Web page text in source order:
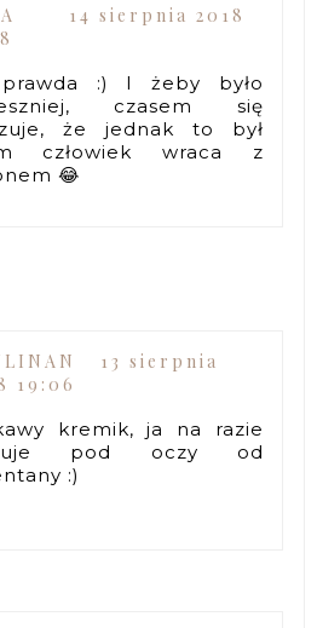
14 sierpnia 2018
:) I żeby było
czasem się
że jednak to był
człowiek wraca z
😂
13 sierpnia
19:06
kremik, ja na razie
pod oczy od
:)